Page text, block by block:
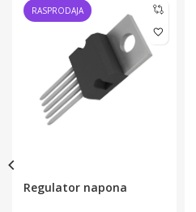
RASPRODAJA
Regulator napona